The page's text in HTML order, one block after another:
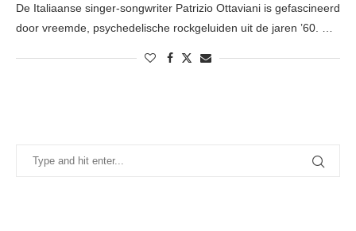
De Italiaanse singer-songwriter Patrizio Ottaviani is gefascineerd
door vreemde, psychedelische rockgeluiden uit de jaren ’60. …